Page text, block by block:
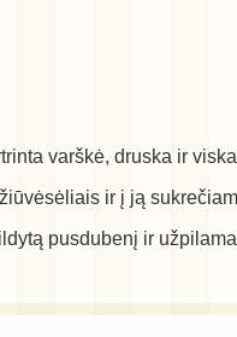
varškė, druska ir
ir į ją
pusdubenį ir